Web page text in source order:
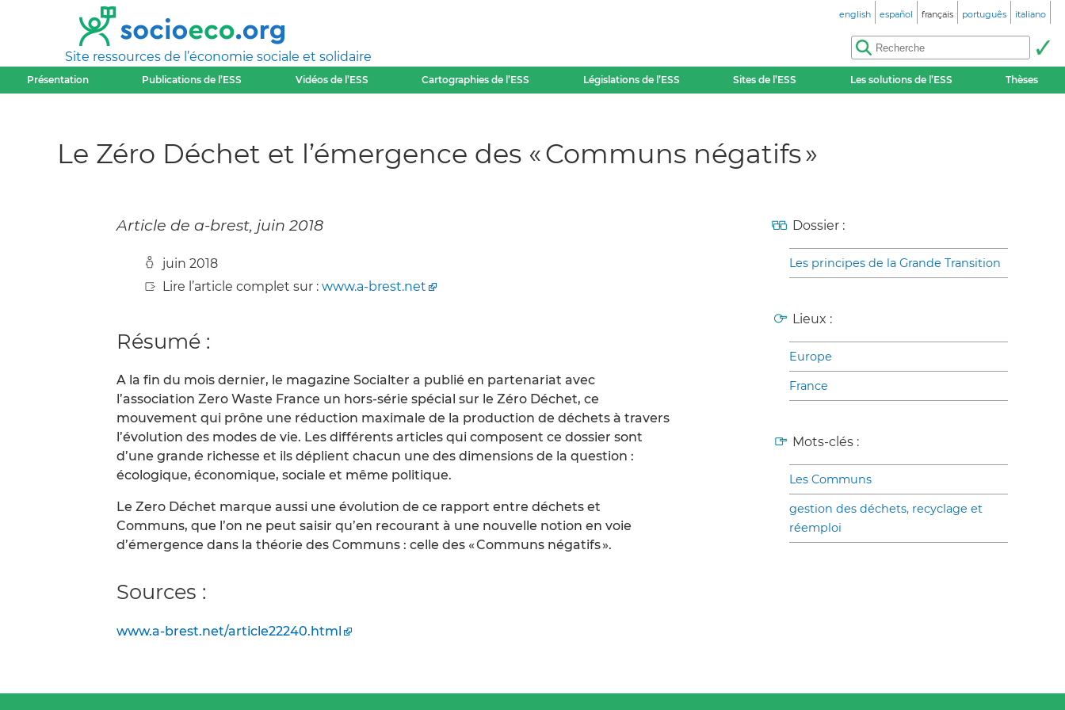
Site ressources de l’économie sociale et solidaire
english español français português italiano
Présentation Publications de l’ESS Vidéos de l’ESS Cartographies de l’ESS Législations de l’ESS Sites de l’ESS Les solutions de l’ESS Thèses
Le Zéro Déchet et l’émergence des « Communs négatifs »
Article de a-brest, juin 2018
juin 2018
Lire l’article complet sur : www.a-brest.net
Résumé :
A la fin du mois dernier, le magazine Socialter a publié en partenariat avec
l’association Zero Waste France un hors-série spécial sur le Zéro Déchet, ce
mouvement qui prône une réduction maximale de la production de déchets à travers
l’évolution des modes de vie. Les différents articles qui composent ce dossier sont
d’une grande richesse et ils déplient chacun une des dimensions de la question :
écologique, économique, sociale et même politique.
Le Zero Déchet marque aussi une évolution de ce rapport entre déchets et
Communs, que l’on ne peut saisir qu’en recourant à une nouvelle notion en voie
d’émergence dans la théorie des Communs : celle des « Communs négatifs ».
Sources :
www.a-brest.net/article22240.html
Dossier :
Les principes de la Grande Transition
Lieux :
Europe
France
Mots-clés :
Les Communs
gestion des déchets, recyclage et
réemploi